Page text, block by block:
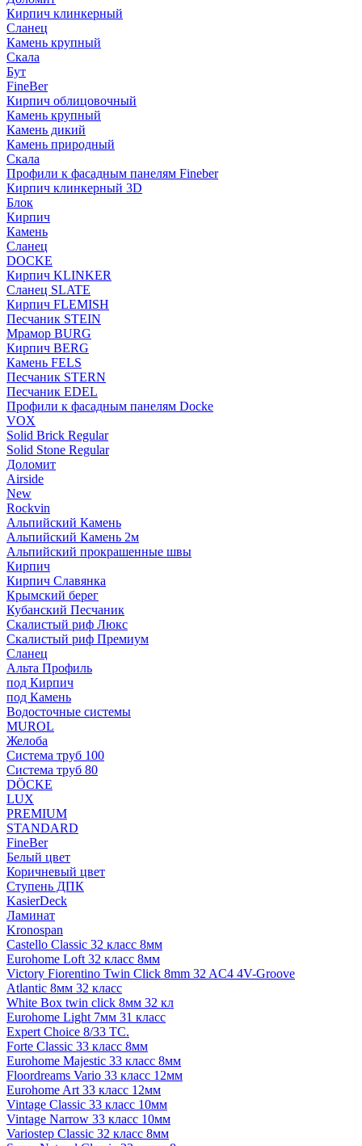
Кирпич клинкерный
Сланец
Камень крупный
Скала
Бут
FineBer
Кирпич облицовочный
Камень крупный
Камень дикий
Камень природный
Скала
Профили к фасадным панелям Fineber
Кирпич клинкерный 3D
Блок
Кирпич
Камень
Сланец
DOCKE
Кирпич KLINKER
Сланец SLATE
Кирпич FLEMISH
Пес­ча­ник STEIN
Мрамор BURG
Кирпич BERG
Камень FELS
Пес­ча­ник STERN
Пес­ча­ник EDEL
Профили к фасадным панелям Docke
VOX
Solid Brick Regular
Solid Stone Regular
Доломит
Airside
New
Rockvin
Альпийский Камень
Альпийский Камень 2м
Альпийский прокрашенные швы
Кирпич
Кирпич Славянка
Крымский берег
Кубанский Песчаник
Скалистый риф Люкс
Скалистый риф Премиум
Сланец
Альта Профиль
под Кирпич
под Камень
Водосточные системы
MUROL
Желоба
Система труб 100
Система труб 80
DÖCKE
LUX
PREMIUM
STANDARD
FineBer
Белый цвет
Коричневый цвет
Ступень ДПК
KasierDeck
Ламинат
Kronospan
Castello Classic 32 класс 8мм
Eurohome Loft 32 класс 8мм
Victory Fiorentino Twin Click 8mm 32 AC4 4V-Groove
Atlantic 8мм 32 класс
White Box twin click 8мм 32 кл
Eurohome Light 7мм 31 класс
Expert Choice 8/33 TC.
Forte Classic 33 класс 8мм
Eurohome Majestic 33 класс 8мм
Floordreams Vario 33 класс 12мм
Eurohome Art 33 класс 12мм
Vintage Classic 33 класс 10мм
Vintage Narrow 33 класс 10мм
Variostep Classic 32 класс 8мм